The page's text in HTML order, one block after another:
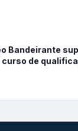
Bandeirante
curso de